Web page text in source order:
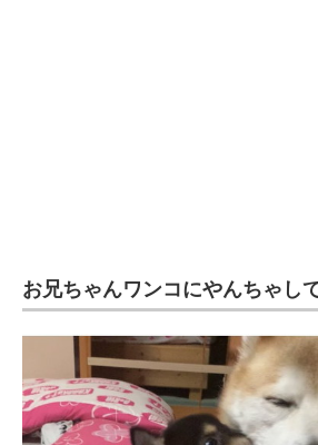
製造業のIT導入・活用を支援
モノづくり技術者専門サイト
エレクトロニクス専門サイト
お兄ちゃんワンコにやんちゃ